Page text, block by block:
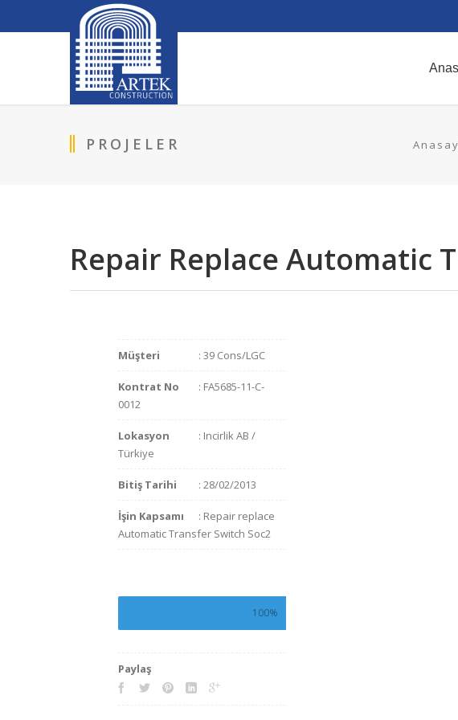
PROJELER
Repair Replace Automatic
Müşteri : 39 Cons/LGC
Kontrat No
: FA5685-11-C-
0012
Lokasyon
: Incirlik AB /
Türkiye
Bitiş Tarihi : 28/02/2013
İşin Kapsamı
: Repair replace
Automatic Transfer Switch Soc2
100%
Paylaş